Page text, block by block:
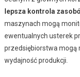
lepsza kontrola
maszynach mogą
ewentualnych usterek
przedsiębiorstwa mogą
wydajność produkcji.